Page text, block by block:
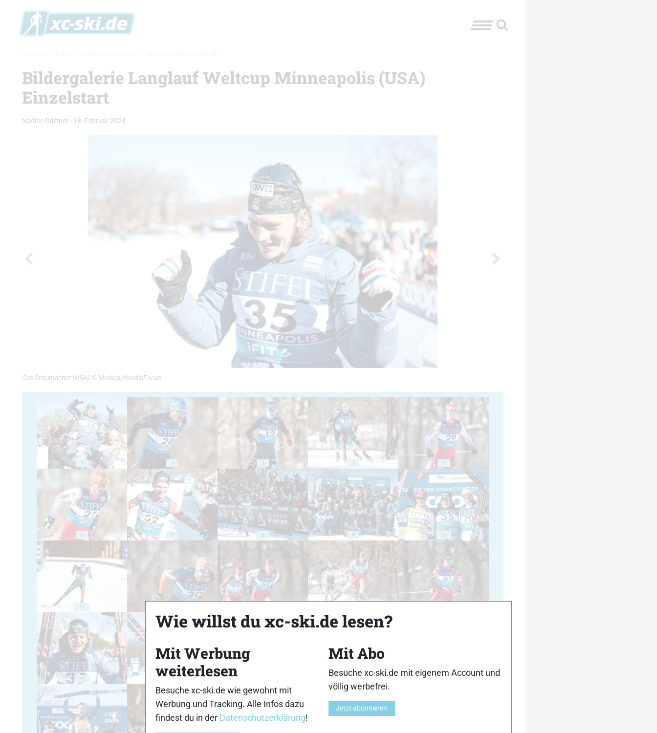
Bildergalerie Langlauf Weltcup Minneapolis (USA)
Einzelstart
Nadine Gärtner - 18. Februar 2024
Gus Schumacher (USA) © Modica/NordicFocus
1 2 3 4 5
6 7 8 9 10
11
16 17
Wie willst du xc-ski.de lesen?
Mit Werbung
weiterlesen
Besuche xc-ski.de wie gewohnt mit
Werbung und Tracking. Alle Infos dazu
findest du in der Datenschutzerklärung!
Mit Abo
Besuche xc-ski.de mit eigenem Account und
völlig werbefrei.
Jetzt abonnieren